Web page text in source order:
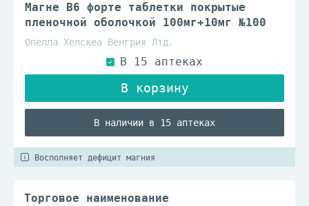
Магне B6 форте таблетки покрытые
пленочной оболочкой 100мг+10мг №100
Опелла Хелскеа Венгрия Лтд.
В наличии в 15 аптеках
Восполняет дефицит магния
Торговое наименование